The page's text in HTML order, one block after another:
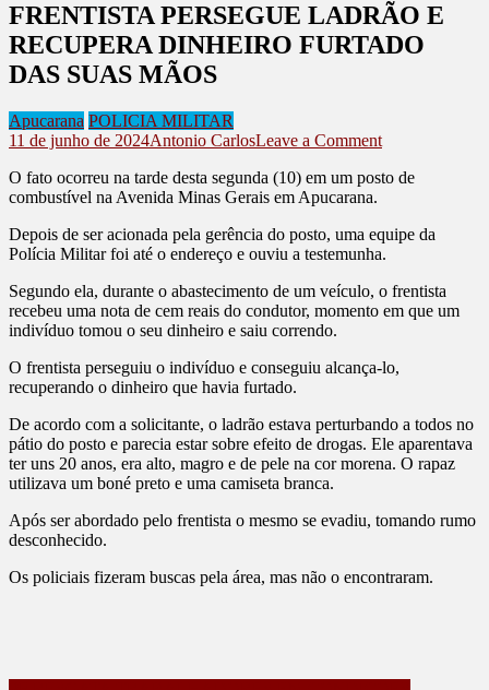
FRENTISTA PERSEGUE LADRÃO E
RECUPERA DINHEIRO FURTADO
DAS SUAS MÃOS
Apucarana POLICIA MILITAR
11 de junho de 2024Antonio CarlosLeave a Commenton
PERSEGUE
RECUPERA
DINHEIRO
DAS
SUAS
O fato ocorreu na tarde desta segunda (10) em um posto de
combustível na Avenida Minas Gerais em Apucarana.
Depois de ser acionada pela gerência do posto, uma equipe da
Polícia Militar foi até o endereço e ouviu a testemunha.
Segundo ela, durante o abastecimento de um veículo, o frentista
recebeu uma nota de cem reais do condutor, momento em que um
indivíduo tomou o seu dinheiro e saiu correndo.
O frentista perseguiu o indivíduo e conseguiu alcança-lo,
recuperando o dinheiro que havia furtado.
De acordo com a solicitante, o ladrão estava perturbando a todos no
pátio do posto e parecia estar sobre efeito de drogas. Ele aparentava
ter uns 20 anos, era alto, magro e de pele na cor morena. O rapaz
utilizava um boné preto e uma camiseta branca.
Após ser abordado pelo frentista o mesmo se evadiu, tomando rumo
desconhecido.
Os policiais fizeram buscas pela área, mas não o encontraram.